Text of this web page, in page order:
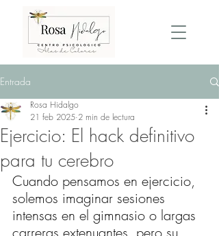
Entrada
Ejercicio: El hack definitivo
para tu cerebro
Rosa Hidalgo
21 feb 2025 2 min de lectura
Cuando pensamos en ejercicio,
solemos imaginar sesiones
intensas en el gimnasio o largas
carreras extenuantes, pero su